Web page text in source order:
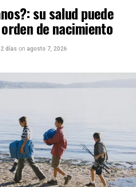
su salud puede
de nacimiento
días on agosto 7, 2026